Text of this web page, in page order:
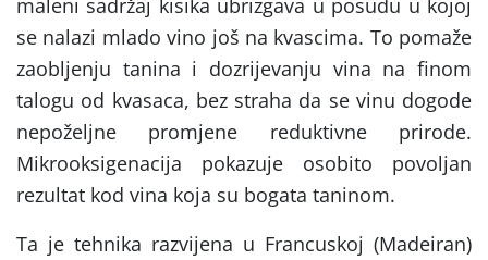
se nalazi mlado vino još na kvascima. To pomaže
zaobljenju tanina i dozrijevanju vina na finom
talogu od kvasaca, bez straha da se vinu dogode
nepoželjne promjene reduktivne prirode.
Mikrooksigenacija pokazuje osobito povoljan
rezultat kod vina koja su bogata taninom.
Ta je tehnika razvijena u Francuskoj (Madeiran)